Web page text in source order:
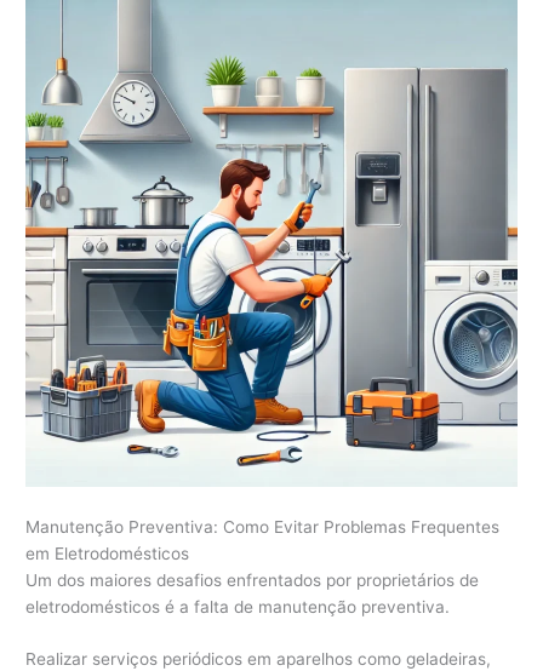
Manutenção Preventiva: Como Evitar Problemas Frequentes
em Eletrodomésticos
Um dos maiores desafios enfrentados por proprietários de
eletrodomésticos é a falta de manutenção preventiva.
Realizar serviços periódicos em aparelhos como geladeiras,